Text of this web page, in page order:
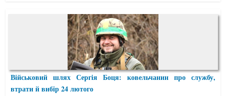
Військовий шлях Сергія Боця: ковельчанин про службу,
втрати й вибір 24 лютого